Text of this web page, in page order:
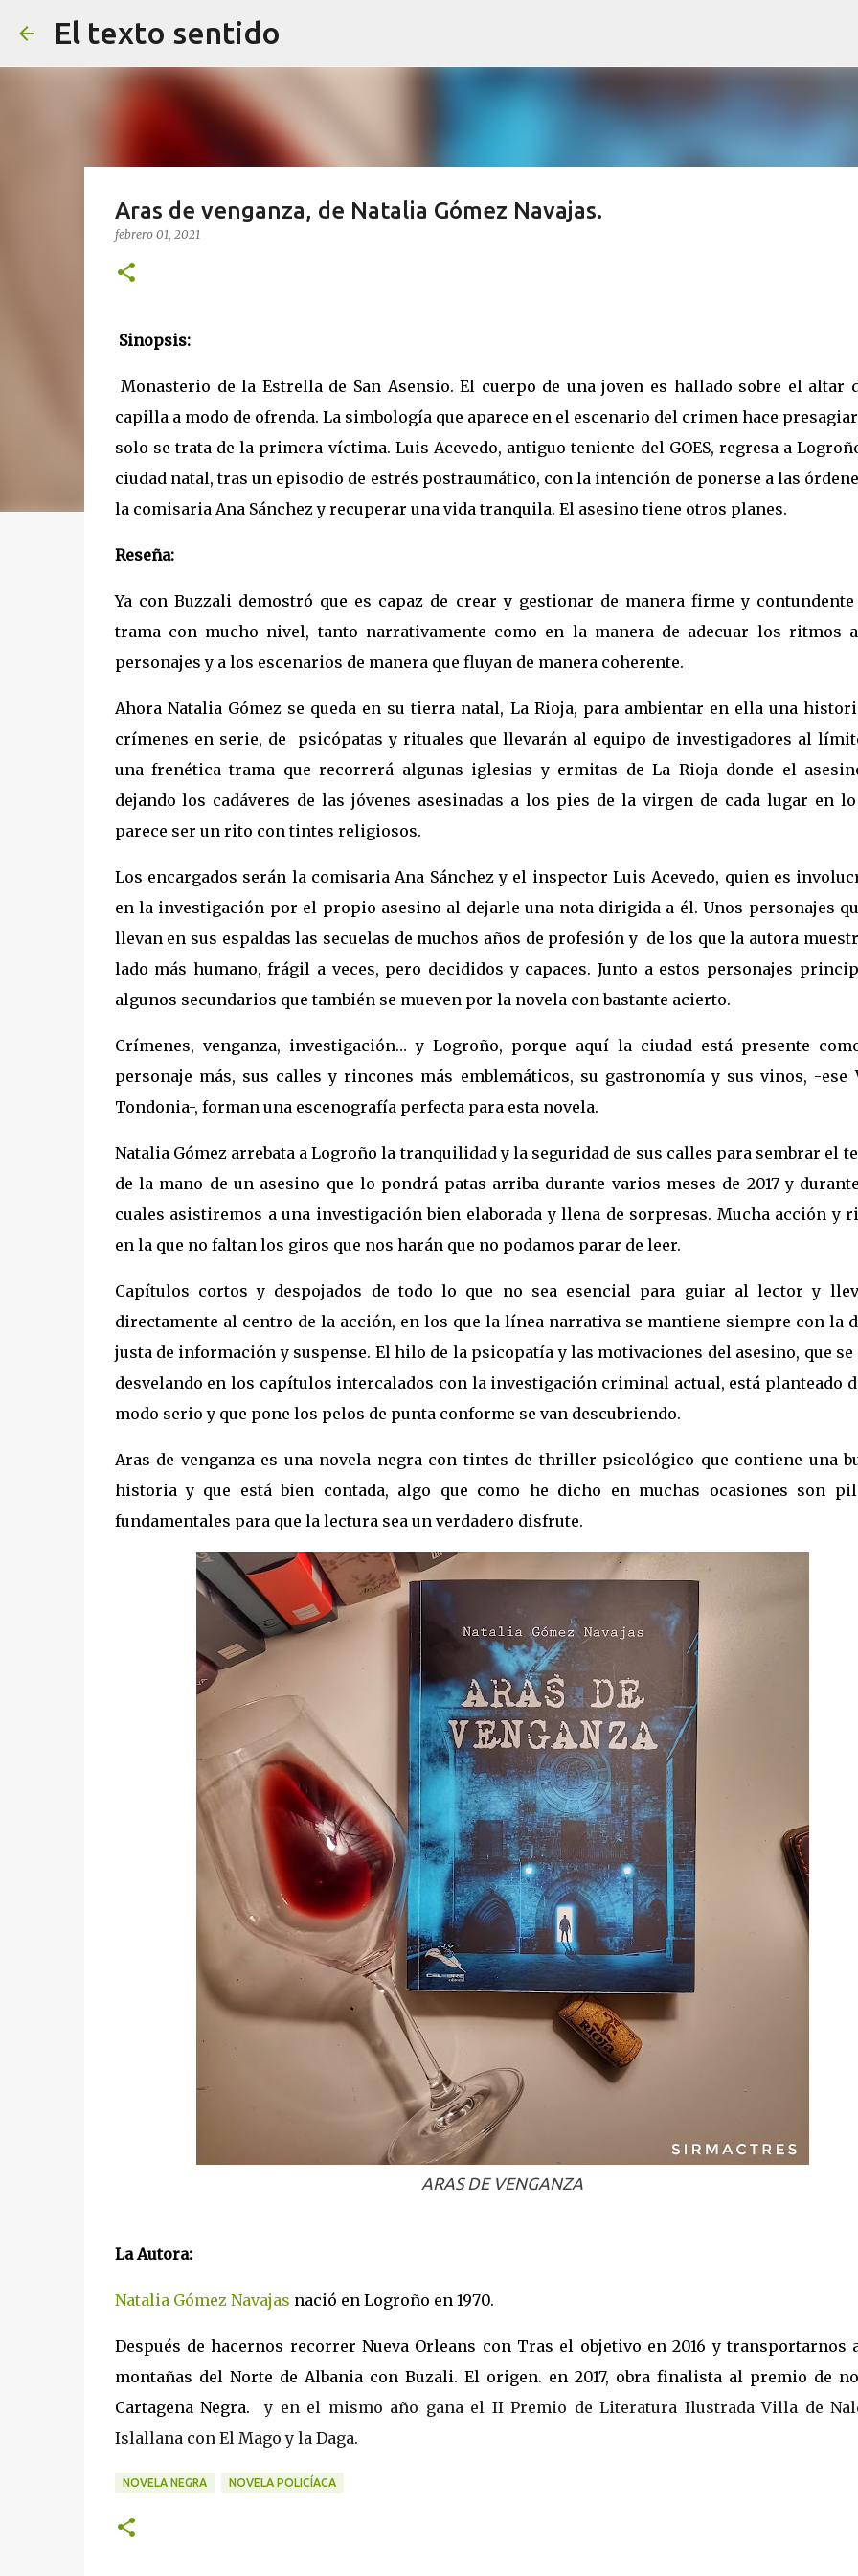
El texto sentido
Aras de venganza, de Natalia Gómez Navajas.
febrero 01, 2021
Sinopsis:
Monasterio de la Estrella de San Asensio. El cuerpo de una joven es hallado sobre el altar
capilla a modo de ofrenda. La simbología que aparece en el escenario del crimen hace
solo se trata de la primera víctima. Luis Acevedo, antiguo teniente del GOES, regresa a
ciudad natal, tras un episodio de estrés postraumático, con la intención de ponerse a las
la comisaria Ana Sánchez y recuperar una vida tranquila. El asesino tiene otros planes.
Reseña:
Ya con Buzzali demostró que es capaz de crear y gestionar de manera firme y
trama con mucho nivel, tanto narrativamente como en la manera de adecuar los ritmos
personajes y a los escenarios de manera que fluyan de manera coherente.
Ahora Natalia Gómez se queda en su tierra natal, La Rioja, para ambientar en ella una
crímenes en serie, de
psicópatas y rituales que llevarán al equipo de investigadores al
una frenética trama que recorrerá algunas iglesias y ermitas de La Rioja donde el
dejando los cadáveres de las jóvenes asesinadas a los pies de la virgen de cada lugar en
parece ser un rito con tintes religiosos.
Los encargados serán la comisaria Ana Sánchez y el inspector Luis Acevedo, quien es
en la investigación por el propio asesino al dejarle una nota dirigida a él. Unos personajes
llevan en sus espaldas las secuelas de muchos años de profesión y de los que la autora
lado más humano, frágil a veces, pero decididos y capaces. Junto a estos personajes
algunos secundarios que también se mueven por la novela con bastante acierto.
Crímenes, venganza, investigación… y Logroño, porque aquí la ciudad está presente
personaje más, sus calles y rincones más emblemáticos, su gastronomía y sus vinos, -ese
Tondonia-, forman una escenografía perfecta para esta novela.
Natalia Gómez arrebata a Logroño la tranquilidad y la seguridad de sus calles para sembrar el
de la mano de un asesino que lo pondrá patas arriba durante varios meses de 2017 y
cuales asistiremos a una investigación bien elaborada y llena de sorpresas. Mucha acción y
en la que no faltan los giros que nos harán que no podamos parar de leer.
Capítulos cortos y despojados de todo lo que no sea esencial para guiar al lector y
directamente al centro de la acción, en los que la línea narrativa se mantiene siempre con la
justa de información y suspense. El hilo de la psicopatía y las motivaciones del asesino, que
desvelando en los capítulos intercalados con la investigación criminal actual, está planteado
modo serio y que pone los pelos de punta conforme se van descubriendo.
Aras de venganza es una novela negra con tintes de thriller psicológico que contiene una
historia y que está bien contada, algo que como he dicho en muchas ocasiones son
fundamentales para que la lectura sea un verdadero disfrute.
ARAS DE VENGANZA
La Autora:
Natalia Gómez Navajas nació en Logroño en 1970.
Después de hacernos recorrer Nueva Orleans con Tras el objetivo en 2016 y transportarnos
montañas del Norte de Albania con Buzali. El origen. en 2017, obra finalista al premio de
Cartagena Negra. y en el mismo año gana el II Premio de Literatura Ilustrada Villa de
Islallana con El Mago y la Daga.
NOVELA NEGRA NOVELA POLICÍACA